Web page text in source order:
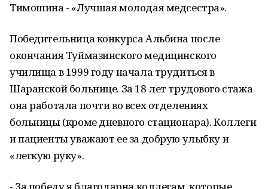
Тимошина - «Лучшая молодая медсестра».
Победительница конкурса Альбина после
окончания Туймазинского медицинского
училища в 1999 году начала трудиться в
Шаранской больнице. За 18 лет трудового стажа
она работала почти во всех отделениях
больницы (кроме дневного стационара). Коллеги
и пациенты уважают ее за добрую улыбку и
«легкую руку».